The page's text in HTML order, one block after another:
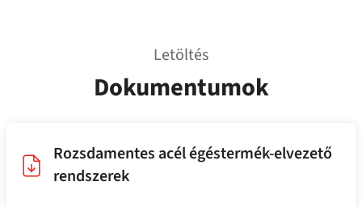
Letöltés
Dokumentumok
Rozsdamentes acél égéstermék-elvezető
rendszerek